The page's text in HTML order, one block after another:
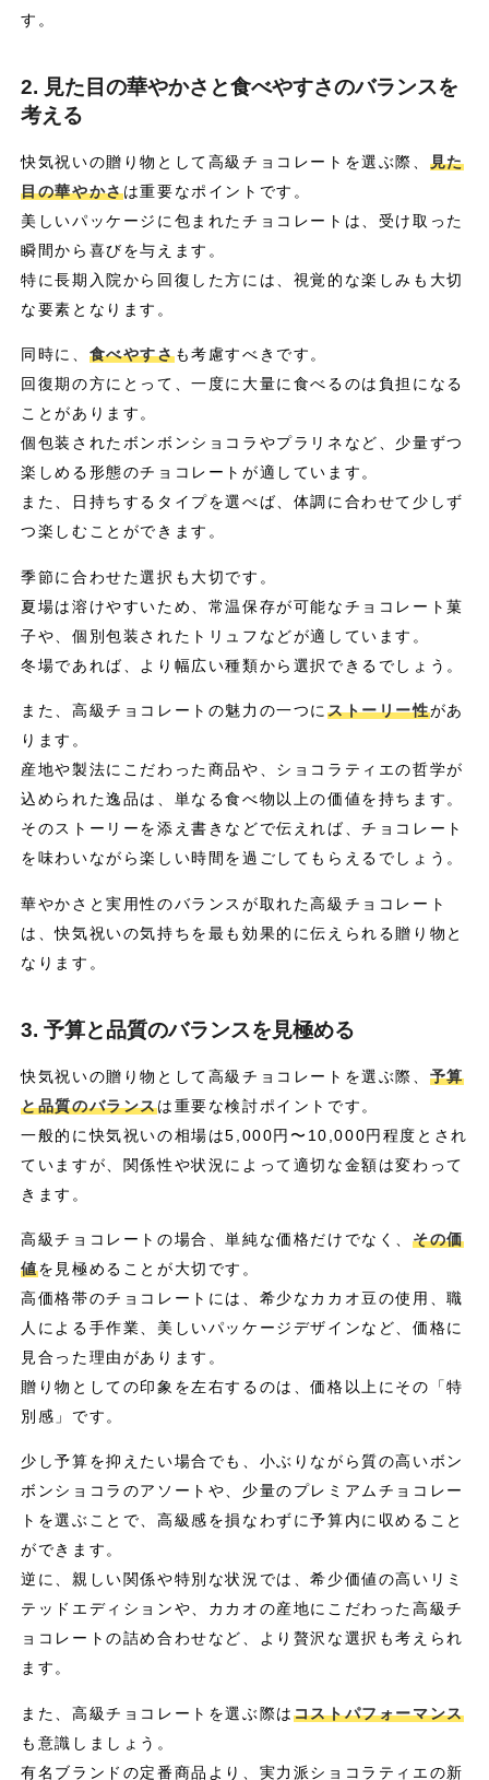
す。
2. 見た目の華やかさと食べやすさのバランスを
考える
快気祝いの贈り物として高級チョコレートを選ぶ際、 見た
目の華やかさは重要なポイントです。
美しいパッケージに包まれたチョコレートは、受け取った
瞬間から喜びを与えます。
特に長期入院から回復した方には、視覚的な楽しみも大切
な要素となります。
同時に、 食べやすさも考慮すべきです。
回復期の方にとって、一度に大量に食べるのは負担になる
ことがあります。
個包装されたボンボンショコラやプラリネなど、少量ずつ
楽しめる形態のチョコレートが適しています。
また、日持ちするタイプを選べば、体調に合わせて少しず
つ楽しむことができます。
季節に合わせた選択も大切です。
夏場は溶けやすいため、常温保存が可能なチョコレート菓
子や、個別包装されたトリュフなどが適しています。
冬場であれば、より幅広い種類から選択できるでしょう。
また、高級チョコレートの魅力の一つに ストーリー性があ
ります。
産地や製法にこだわった商品や、ショコラティエの哲学が
込められた逸品は、単なる食べ物以上の価値を持ちます。
そのストーリーを添え書きなどで伝えれば、チョコレート
を味わいながら楽しい時間を過ごしてもらえるでしょう。
華やかさと実用性のバランスが取れた高級チョコレート
は、快気祝いの気持ちを最も効果的に伝えられる贈り物と
なります。
3. 予算と品質のバランスを見極める
快気祝いの贈り物として高級チョコレートを選ぶ際、 予算
と品質のバランスは重要な検討ポイントです。
一般的に快気祝いの相場は5,000円〜10,000円程度とされ
ていますが、関係性や状況によって適切な金額は変わって
きます。
高級チョコレートの場合、単純な価格だけでなく、 その価
値を見極めることが大切です。
高価格帯のチョコレートには、希少なカカオ豆の使用、職
人による手作業、美しいパッケージデザインなど、価格に
見合った理由があります。
贈り物としての印象を左右するのは、価格以上にその「特
別感」です。
少し予算を抑えたい場合でも、小ぶりながら質の高いボン
ボンショコラのアソートや、少量のプレミアムチョコレー
トを選ぶことで、高級感を損なわずに予算内に収めること
ができます。
逆に、親しい関係や特別な状況では、希少価値の高いリミ
テッドエディションや、カカオの産地にこだわった高級チ
ョコレートの詰め合わせなど、より贅沢な選択も考えられ
ます。
また、高級チョコレートを選ぶ際はコストパフォーマンス
も意識しましょう。
有名ブランドの定番商品より、実力派ショコラティエの新